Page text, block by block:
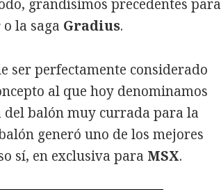
grandísimos precedentes para
o la saga Gradius.
ser perfectamente considerado
al que hoy denominamos
del balón muy currada para la
generó uno de los mejores
sí, en exclusiva para MSX.